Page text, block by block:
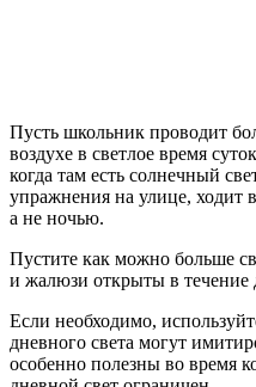
Пусть школьник проводит
воздухе в светлое время
когда там есть солнечный
упражнения на улице, ходит
а не ночью.
Пустите как можно больше
и жалюзи открыты в течение
Если необходимо,
дневного света могут
особенно полезны во время